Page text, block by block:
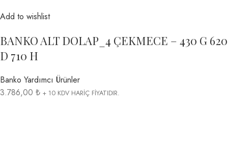
Add to wishlist
BANKO ALT DOLAP_4 ÇEKMECE – 430 G 620
D 710 H
Banko Yardımcı Ürünler
3.786,00 ₺ + 10 KDV HARİÇ FİYATIDIR.